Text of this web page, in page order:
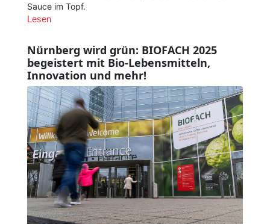
Sauce im Topf.
Lesen
Nürnberg wird grün: BIOFACH 2025
begeistert mit Bio-Lebensmitteln,
Innovation und mehr!